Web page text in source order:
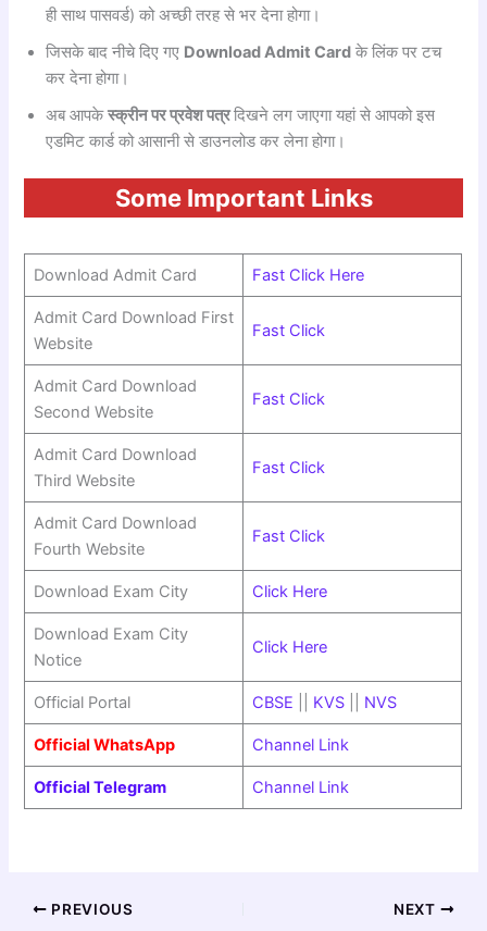
ही साथ पासवर्ड) को अच्छी तरह से भर देना होगा।
जिसके बाद नीचे दिए गए Download Admit Card के लिंक पर टच
कर देना होगा।
अब आपकेस्क्रीन पर प्रवेश पत्रदिखने लग जाएगा यहां से आपको इस
एडमिट कार्ड को आसानी से डाउनलोड कर लेना होगा।
Some Important Links
Download Admit Card Fast Click Here
Admit Card Download First
Website
Fast Click
Admit Card Download
Second Website
Fast Click
Admit Card Download
Third Website
Fast Click
Admit Card Download
Fourth Website
Fast Click
Download Exam City Click Here
Download Exam City
Notice
Click Here
Official Portal CBSE KVS|| NVS
Official WhatsApp Channel Link
Official Telegram Channel Link
PREVIOUS NEXT